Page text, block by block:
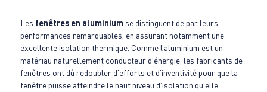
Les fenêtres en aluminiumse distinguent de par leurs
performances remarquables, en assurant notamment une
excellente isolation thermique. Comme l’aluminium est un
matériau naturellement conducteur d’énergie, les fabricants de
fenêtres ont dû redoubler d’efforts et d’inventivité pour que la
fenêtre puisse atteindre le haut niveau d’isolation qu’elle